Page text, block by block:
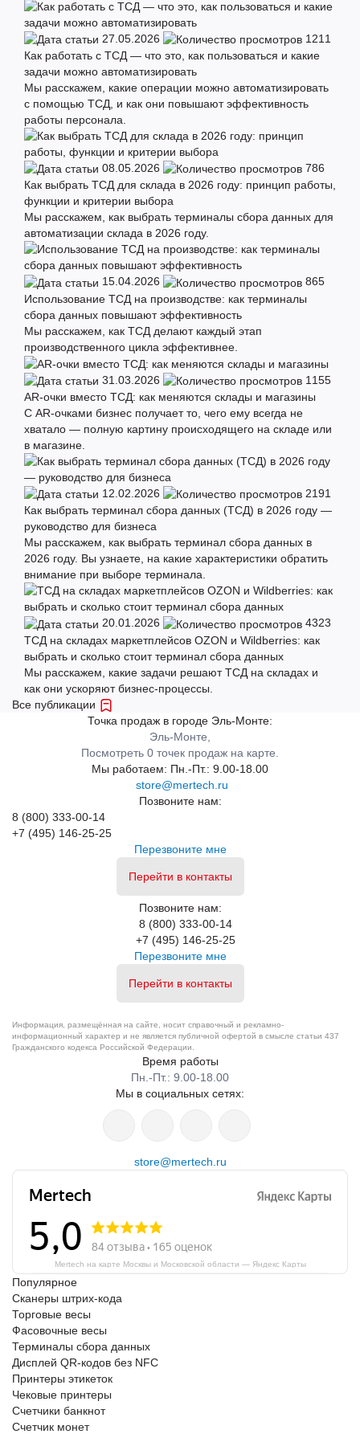
Преимущества ТСД MERTECH
Терминалы сбора данных от MERTECH SUNMI имеют много
преимуществ по сравнению с аналогичными моделями.
Перечислим их главные достоинства:
Установлены американские сканирующие модули Zebra.
Система распознает линейные и двумерные (2D) штрих-
коды.
Яркий сенсорный экран 4,5 или 5,0 HD IPS.
С экраном можно работать в перчатках, на морозе,
влажными руками.
Встроенные PSAM, NFS, 2SIM интерфейсы (опционально).
Устройство выдерживает падения с высоты до 1,3 метра.
Степень пылевлагозащиты корпуса IP67.
Гарантия на оборудование: 2 года.
ТСД MERTECH SUNMI рекомендованы для 1С. В продаже вы
найдете устройства последнего поколения. Они созданы с
учетом новых правок к ФЗ-54 «О торговле». Адаптированы к
работе с ЕГАИС и маркировкой «Честный Знак».
Оформить заказ
Купить терминалы сбора данных вы можете в официальном
интернет-магазине MERTECH. Здесь вы можете покупать ТСД
по цене от производителя. Мы доставляем покупки по Москве
и отправляем заказы в любые города России. Чтобы
оформить заказ по выгодной цене, оставьте заявку на сайте
или позвоните нам.
27.05.2026
1211
Как работать с ТСД — что это, как пользоваться и какие
задачи можно автоматизировать
Мы расскажем, какие операции можно автоматизировать
с помощью ТСД, и как они повышают эффективность
работы персонала.
08.05.2026
786
Как выбрать ТСД для склада в 2026 году: принцип работы,
функции и критерии выбора
Мы расскажем, как выбрать терминалы сбора данных для
автоматизации склада в 2026 году.
15.04.2026
865
Использование ТСД на производстве: как терминалы
сбора данных повышают эффективность
Мы расскажем, как ТСД делают каждый этап
производственного цикла эффективнее.
31.03.2026
1155
AR-очки вместо ТСД: как меняются склады и магазины
С AR-очками бизнес получает то, чего ему всегда не
хватало — полную картину происходящего на складе или
в магазине.
12.02.2026
2191
Как выбрать терминал сбора данных (ТСД) в 2026 году —
руководство для бизнеса
Мы расскажем, как выбрать терминал сбора данных в
2026 году. Вы узнаете, на какие характеристики обратить
внимание при выборе терминала.
20.01.2026
4323
ТСД на складах маркетплейсов OZON и Wildberries: как
выбрать и сколько стоит терминал сбора данных
Мы расскажем, какие задачи решают ТСД на складах и
как они ускоряют бизнес-процессы.
Все публикации
Точка продаж в городе Эль-Монте:
Эль-Монте,
Посмотреть 0 точек продаж на карте.
Мы работаем: Пн.-Пт.: 9.00-18.00
store@mertech.ru
Позвоните нам:
8 (800) 333-00-14
+7 (495) 146-25-25
Перезвоните мне
Перейти в контакты
Позвоните нам:
8 (800) 333-00-14
+7 (495) 146-25-25
Перезвоните мне
Перейти в контакты
Информация, размещённая на сайте, носит справочный и рекламно-
информационный характер и не является публичной офертой в смысле статьи 437
Гражданского кодекса Российской Федерации.
Время работы
Пн.-Пт.: 9.00-18.00
Мы в социальных сетях:
store@mertech.ru
Mertech на карте Москвы и Московской области — Яндекс Карты
Популярное
Сканеры штрих-кода
Торговые весы
Фасовочные весы
Терминалы сбора данных
Дисплей QR-кодов без NFC
Принтеры этикеток
Чековые принтеры
Счетчики банкнот
Счетчик монет